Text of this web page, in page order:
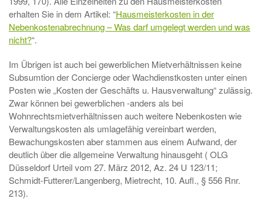
erhalten Sie in dem Artikel: “Hausmeisterkosten in der
Nebenkostenabrechnung – Was darf umgelegt werden und was
nicht?“.
Im Übrigen ist auch bei gewerblichen Mietverhältnissen keine
Subsumtion der Concierge oder Wachdienstkosten unter einen
Posten wie „Kosten der Geschäfts­ u. Hausverwaltung“ zulässig.
Zwar können bei gewerblichen -anders als bei
Wohnrechtsmietverhältnissen auch weitere Nebenkosten wie
Verwaltungskosten als umlagefähig vereinbart werden,
Bewachungskosten aber stammen aus einem Aufwand, der
deutlich über die allgemeine Verwaltung hinausgeht ( OLG
Düsseldorf Urteil vom 27. März 2012, Az. 24 U 123/11;
Schmidt-Futterer/Langenberg, Mietrecht, 10. Aufl., § 556 Rnr.
213).